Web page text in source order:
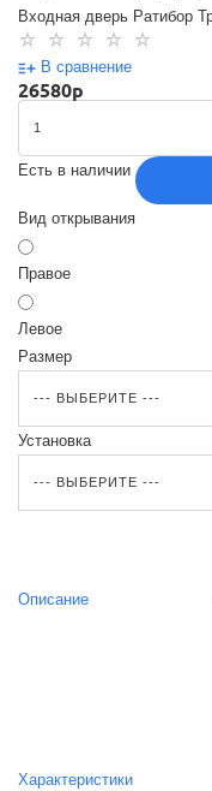
Входная дверь Ратибор
В сравнение
26580p
Есть в наличии
Вид открывания
Правое
Левое
Размер
Установка
Описание
Характеристики